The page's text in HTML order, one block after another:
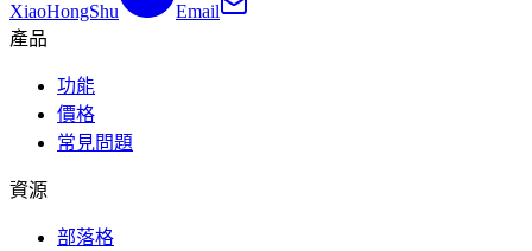
XiaoHongShu
Email
產品
功能
價格
常見問題
資源
部落格